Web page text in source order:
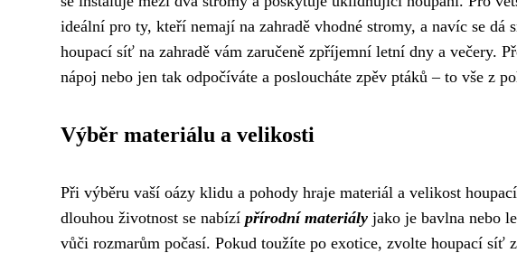
ideální pro ty, kteří nemají na zahradě vhodné stromy, a navíc se
houpací síť na zahradě vám zaručeně zpříjemní letní dny a večery.
nápoj nebo jen tak odpočíváte a posloucháte zpěv ptáků – to vše z
Výběr materiálu a velikosti
Při výběru vaší oázy klidu a pohody hraje materiál a velikost
dlouhou životnost se nabízí přírodní materiály jako je bavlna nebo
vůči rozmarům počasí. Pokud toužíte po exotice, zvolte houpací síť